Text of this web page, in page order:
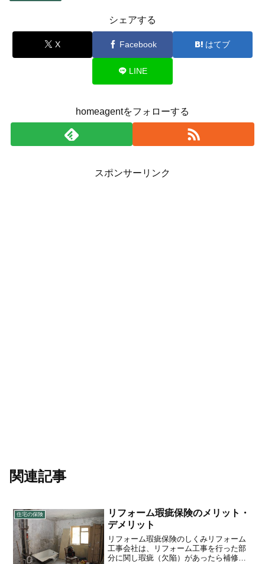
シェアする
X Facebook はてブ
LINE
homeagentをフォローする
スポンサーリンク
関連記事
住宅の保険
リフォーム瑕疵保険のメリット・
デメリット
リフォーム瑕疵保険のしくみリフォーム
工事会社は、リフォーム工事を行った部
分に関し瑕疵（欠陥）があったら補修す